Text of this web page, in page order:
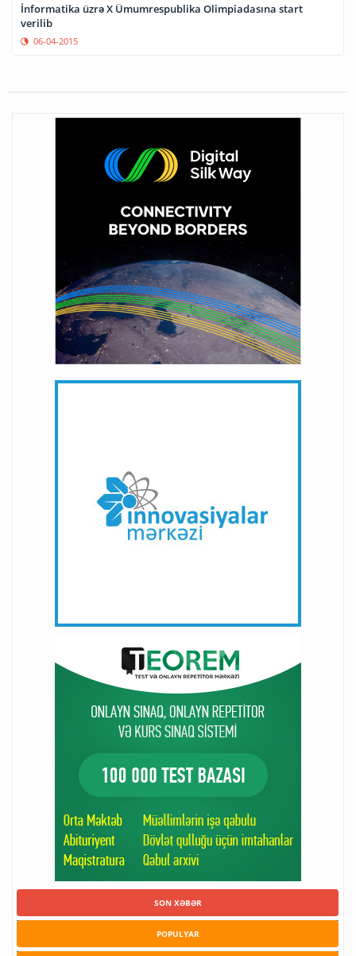
İnformatika üzrə X Ümumrespublika Olimpiadasına start
verilib
06-04-2015
SON XƏBƏR
POPULYAR